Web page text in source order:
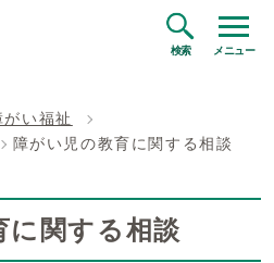
検索 メニュー
がい福祉
障がい児の教育に関する相談
に関する相談